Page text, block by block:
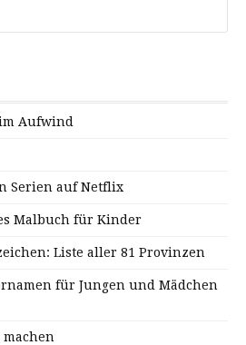
Aufwind
Serien auf Netflix
Malbuch für Kinder
Liste aller 81 Provinzen
für Jungen und Mädchen